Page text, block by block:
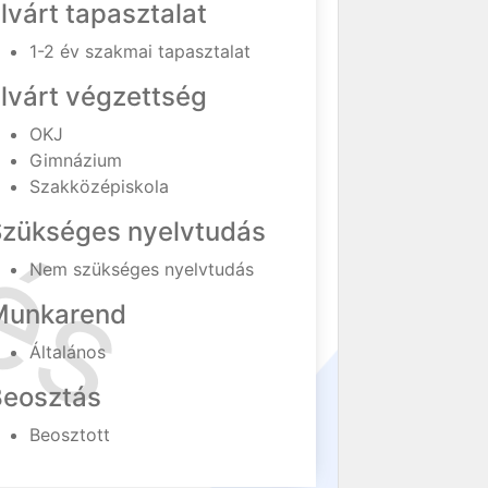
tapasztalat
1-2 év szakmai tapasztalat
végzettség
OKJ
Gimnázium
Szakközépiskola
nyelvtudás
Nem szükséges nyelvtudás
Általános
Beosztott